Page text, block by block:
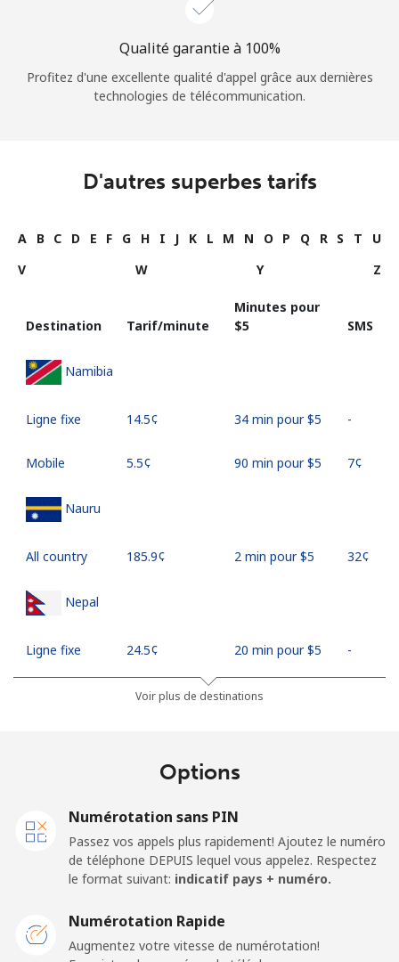
Qualité garantie à 100%
Profitez d'une excellente qualité d'appel grâce aux dernières
technologies de télécommunication.
D'autres superbes tarifs
A B C D E F G H I J K L M N O P Q R S T
U
V
W Y Z
Destination Tarif/minute
Minutes pour
⁦$5⁩
SMS
Namibia
Ligne fixe ⁦14.5¢⁩ 34 min pour ⁦$5⁩ -
Mobile ⁦5.5¢⁩ 90 min pour ⁦$5⁩ ⁦7¢⁩
Nauru
All country ⁦185.9¢⁩ 2 min pour ⁦$5⁩ ⁦32¢⁩
Nepal
Ligne fixe ⁦24.5¢⁩ 20 min pour ⁦$5⁩ -
⁦26.9¢⁩ 18 min pour ⁦$5⁩
⁦22.5¢⁩ 22 min pour ⁦$5⁩ ⁦13¢⁩
Ligne fixe ⁦45.5¢⁩ 10 min pour ⁦$5⁩
Voir plus de destinations
Options
Numérotation sans PIN
Passez vos appels plus rapidement! Ajoutez le numéro
de téléphone DEPUIS lequel vous appelez. Respectez
le format suivant: indicatif pays + numéro.
Numérotation Rapide
Augmentez votre vitesse de numérotation!